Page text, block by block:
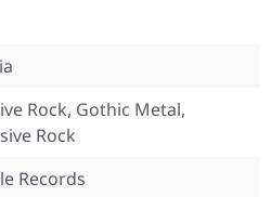
Rock, Gothic Metal,
Rock
Records